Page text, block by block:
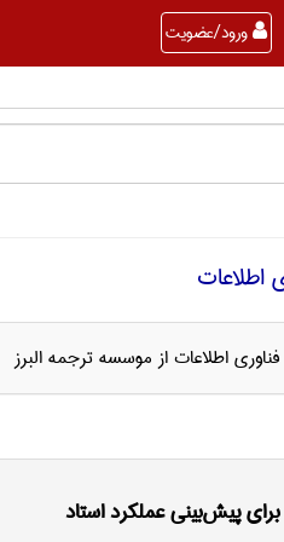
ورود/عضویت
اطلاعات
اطلاعات از موسسه ترجمه البرز
برای پیش‌بینی عملکرد استاد